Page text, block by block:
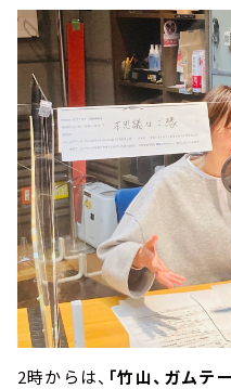
2時からは、 「竹山、ガムテ